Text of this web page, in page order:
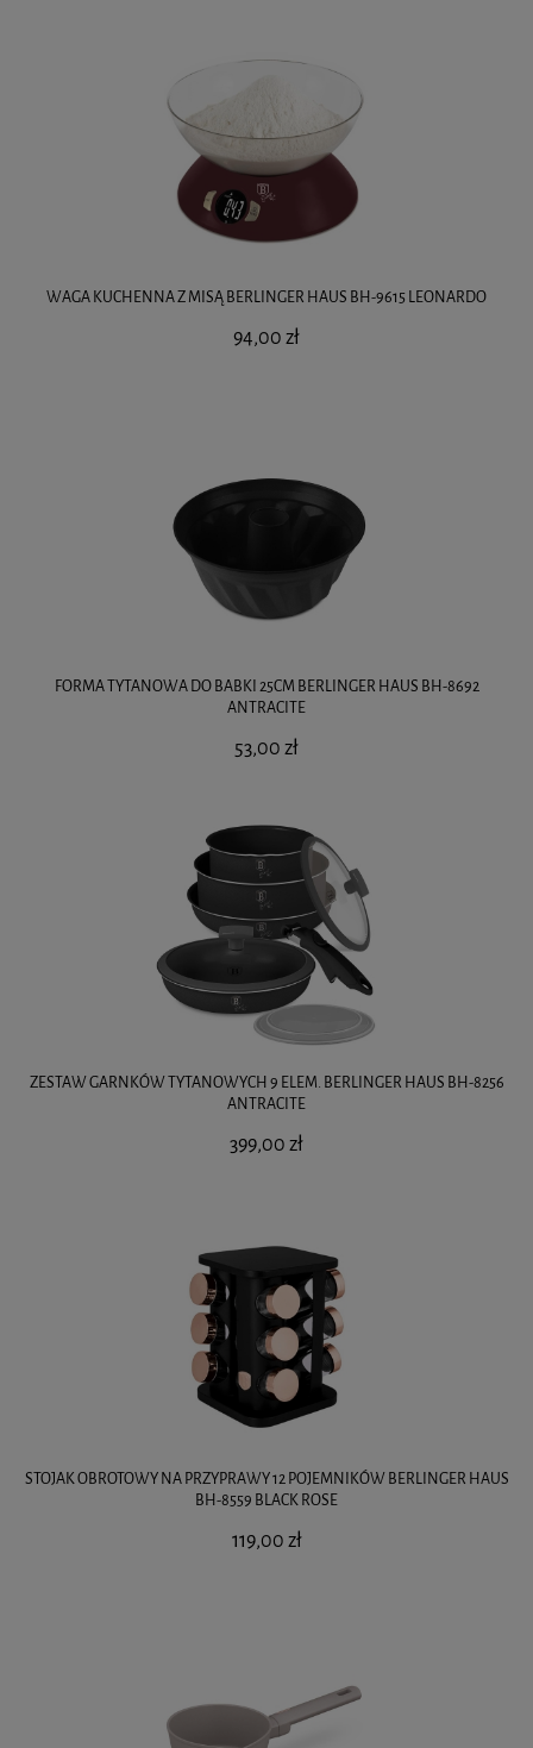
WAGA KUCHENNA Z MISĄ BERLINGER HAUS BH-9615 LEONARDO
94,00 zł
FORMA TYTANOWA DO BABKI 25CM BERLINGER HAUS BH-8692
ANTRACITE
53,00 zł
ZESTAW GARNKÓW TYTANOWYCH 9 ELEM. BERLINGER HAUS BH-8256
ANTRACITE
399,00 zł
STOJAK OBROTOWY NA PRZYPRAWY 12 POJEMNIKÓW BERLINGER HAUS
BH-8559 BLACK ROSE
119,00 zł